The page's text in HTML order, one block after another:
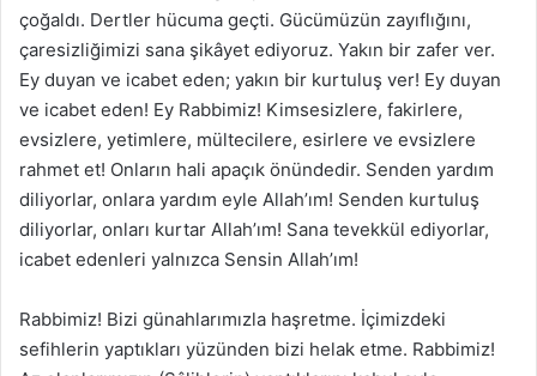
çoğaldı. Dertler hücuma geçti. Gücümüzün zayıflığını,
çaresizliğimizi sana şikâyet ediyoruz. Yakın bir zafer ver.
Ey duyan ve icabet eden; yakın bir kurtuluş ver! Ey duyan
ve icabet eden! Ey Rabbimiz! Kimsesizlere, fakirlere,
evsizlere, yetimlere, mültecilere, esirlere ve evsizlere
rahmet et! Onların hali apaçık önündedir. Senden yardım
diliyorlar, onlara yardım eyle Allah’ım! Senden kurtuluş
diliyorlar, onları kurtar Allah’ım! Sana tevekkül ediyorlar,
icabet edenleri yalnızca Sensin Allah’ım!
Rabbimiz! Bizi günahlarımızla haşretme. İçimizdeki
sefihlerin yaptıkları yüzünden bizi helak etme. Rabbimiz!